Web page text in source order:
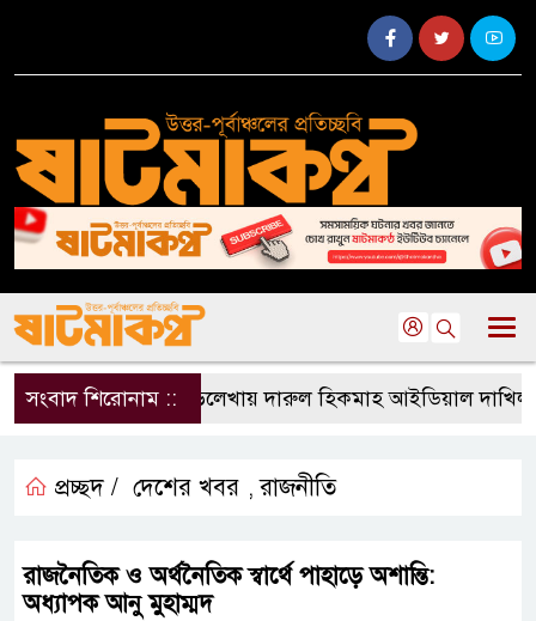
সংবাদ শিরোনাম ::বড়লেখায় দারুল হিকমাহ আইডিয়াল দাখিল
প্রচ্ছদ / দেশের খবর ,রাজনীতি
রাজনৈতিক ও অর্থনৈতিক স্বার্থে পাহাড়ে অশান্তি:
অধ্যাপক আনু মুহাম্মদ